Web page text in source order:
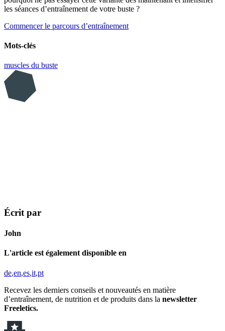
les séances d’entraînement de votre buste ?
Commencer le parcours d’entraînement
Mots-clés
muscles du buste
Écrit par
John
L'article est également disponible en
de en es it pt
Recevez les derniers conseils et nouveautés en matière
d’entraînement, de nutrition et de produits dans la newsletter
Freeletics.